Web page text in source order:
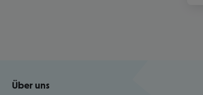
Footer navigation
Über uns